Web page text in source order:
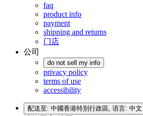
faq
product info
payment
shipping and returns
门店
公司
do not sell my info
privacy policy
terms of use
accessibility
配送至: 中國香港特別行政區, 语言: 中文